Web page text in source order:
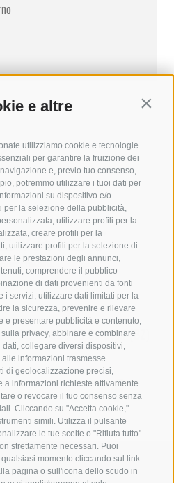
e altre
utilizziamo cookie e tecnologie
per garantire la fruizione dei
e, previo tuo consenso,
potremmo utilizzare i tuoi dati per
su dispositivo e/o
per la selezione della pubblicità,
utilizzare profili per la
creare profili per la
utilizzare profili per la selezione di
le prestazioni degli annunci,
comprendere il pubblico
di dati provenienti da fonti
i servizi, utilizzare dati limitati per la
la sicurezza, prevenire e rilevare
e presentare pubblicità e contenuto,
privacy, abbinare e combinare
collegare diversi dispositivi,
informazioni trasmesse
di geolocalizzazione precisi,
a informazioni richieste attivamente.
o revocare il tuo consenso senza
Cliccando su "Accetta cookie,"
simili. Utilizza il pulsante
le tue scelte o "Rifiuta tutto"
strettamente necessari. Puoi
momento cliccando sul link
pagina o sull'icona dello scudo in
20 • 39040Sciaves(BZ)
del sito Newsletter